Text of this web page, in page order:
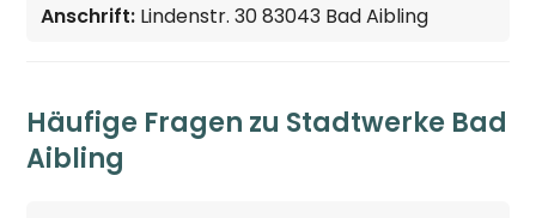
Anschrift: Lindenstr. 30 83043 Bad Aibling
Häufige Fragen zu Stadtwerke Bad
Aibling